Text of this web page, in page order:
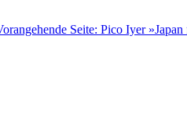
Seite: Pico Iyer